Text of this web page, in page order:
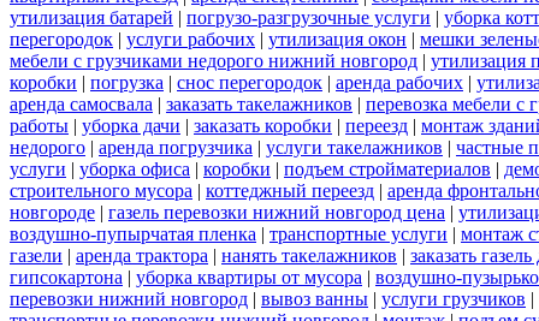
утилизация батарей | погрузо-разгрузочные услуги | уборка
перегородок | услуги рабочих | утилизация окон | мешки
мебели с грузчиками недорого нижний новгород | утилизация
коробки | погрузка | снос перегородок | аренда рабочих |
аренда самосвала | заказать такелажников | перевозка мебели с
работы | уборка дачи | заказать коробки | переезд | монтаж
недорого | аренда погрузчика | услуги такелажников | частные
услуги | уборка офиса | коробки | подъем стройматериалов |
строительного мусора | коттеджный переезд | аренда
новгороде | газель перевозки нижний новгород цена |
воздушно-пупырчатая пленка | транспортные услуги | монтаж
газели | аренда трактора | нанять такелажников | заказать
гипсокартона | уборка квартиры от мусора | воздушно-
перевозки нижний новгород | вывоз ванны | услуги грузчиков |